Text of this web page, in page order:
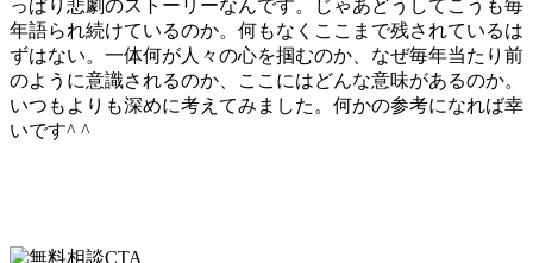
っぱり悲劇のストーリーなんです。じゃあどうしてこうも毎
年語られ続けているのか。何もなくここまで残されているは
ずはない。一体何が人々の心を掴むのか、なぜ毎年当たり前
のように意識されるのか、ここにはどんな意味があるのか。
いつもよりも深めに考えてみました。何かの参考になれば幸
いです^ ^